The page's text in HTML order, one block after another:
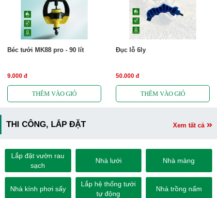
Béc tưới MK88 pro - 90 lít
9.000 đ
Đục lỗ 6ly
50.000 đ
THI CÔNG, LẮP ĐẶT
Lắp đặt vườn rau
sạch
Nhà lưới Nhà màng
Nhà kính phơi sấy
Lắp hệ thống tưới
tự động
Nhà trồng nấm
Xem tất cả